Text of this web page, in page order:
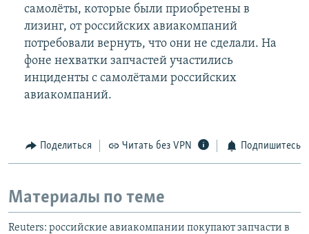
самолёты, которые были приобретены в
лизинг, от российских авиакомпаний
потребовали вернуть, что они не сделали. На
фоне нехватки запчастей участились
инциденты с самолётами российских
авиакомпаний.
Поделиться Читать без VPN Подпишитесь
Материалы по теме
Reuters: российские авиакомпании покупают запчасти в